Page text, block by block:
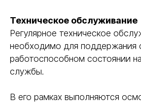
Техническое обслуживание
Регулярное техническое
необходимо для поддержания
работоспособном состоянии
службы.
В его рамках выполняются